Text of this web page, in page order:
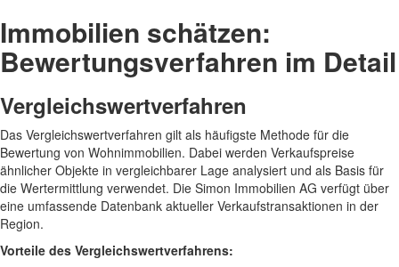
Immobilien schätzen:
Bewertungsverfahren im Detail
Vergleichswertverfahren
Das Vergleichswertverfahren gilt als häufigste Methode für die
Bewertung von Wohnimmobilien. Dabei werden Verkaufspreise
ähnlicher Objekte in vergleichbarer Lage analysiert und als Basis für
die Wertermittlung verwendet. Die Simon Immobilien AG verfügt über
eine umfassende Datenbank aktueller Verkaufstransaktionen in der
Region.
Vorteile des Vergleichswertverfahrens: